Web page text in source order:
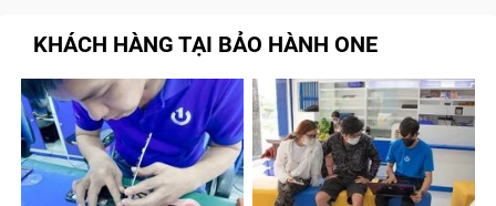
Tạm kết
Dấu hiệu nhận biết màn hình laptop
Dell Inspiron 15 7559 4K cần được sửa
KHÁCH HÀNG TẠI BẢO HÀNH ONE